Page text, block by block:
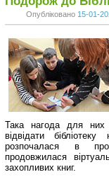
Опубліковано 15-01-
Така нагода для них
відвідати
розпочалася в
продовжилася
захопливих книг.